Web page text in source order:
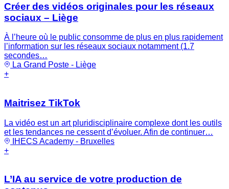
Créer des vidéos originales pour les réseaux
sociaux – Liège
À l’heure où le public consomme de plus en plus rapidement
l’information sur les réseaux sociaux notamment (1.7
secondes…
La Grand Poste - Liège
+
Maitrisez TikTok
La vidéo est un art pluridisciplinaire complexe dont les outils
et les tendances ne cessent d’évoluer. Afin de continuer…
IHECS Academy - Bruxelles
+
L’IA au service de votre production de